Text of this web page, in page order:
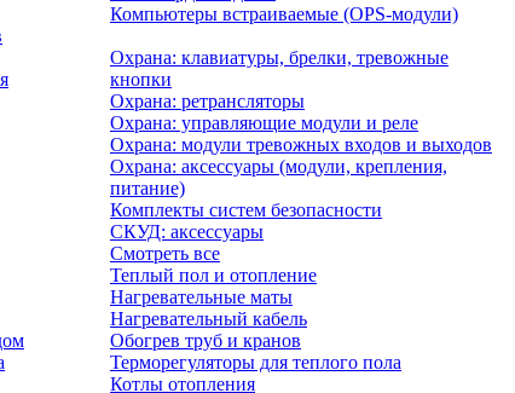
Компьютеры встраиваемые (OPS-модули)
Охрана: клавиатуры, брелки, тревожные
кнопки
Охрана: ретрансляторы
Охрана: управляющие модули и реле
Охрана: модули тревожных входов и выходов
Охрана: аксессуары (модули, крепления,
питание)
Комплекты систем безопасности
СКУД: аксессуары
Смотреть все
Теплый пол и отопление
Нагревательные маты
Нагревательный кабель
Обогрев труб и кранов
Терморегуляторы для теплого пола
Котлы отопления